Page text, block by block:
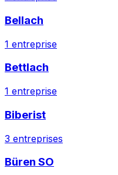
Bellach
1 entreprise
Bettlach
1 entreprise
Biberist
3 entreprises
Büren SO